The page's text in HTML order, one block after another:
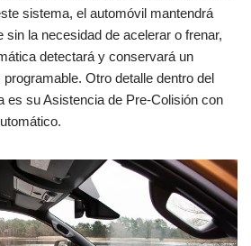
sistema, el automóvil mantendrá
sin la necesidad de acelerar o frenar,
detectará y conservará un
Otro detalle dentro del
es su Asistencia de Pre-Colisión con